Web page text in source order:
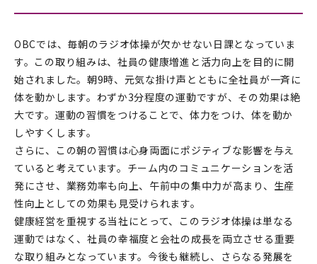
OBCでは、毎朝のラジオ体操が欠かせない日課となっていま
す。この取り組みは、社員の健康増進と活力向上を目的に開
始されました。朝9時、元気な掛け声とともに全社員が一斉に
体を動かします。わずか3分程度の運動ですが、その効果は絶
大です。運動の習慣をつけることで、体力をつけ、体を動か
しやすくします。
さらに、この朝の習慣は心身両面にポジティブな影響を与え
ていると考えています。チーム内のコミュニケーションを活
発にさせ、業務効率も向上、午前中の集中力が高まり、生産
性向上としての効果も見受けられます。
健康経営を重視する当社にとって、このラジオ体操は単なる
運動ではなく、社員の幸福度と会社の成長を両立させる重要
な取り組みとなっています。今後も継続し、さらなる発展を